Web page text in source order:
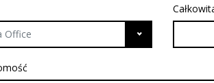
Office